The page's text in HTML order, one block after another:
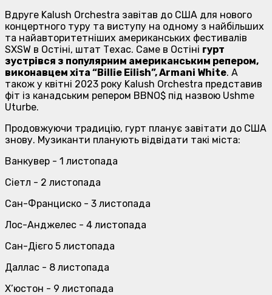
Вдруге Kalush Orchestra завітав до США для нового
концертного туру та виступу на одному з найбільших
та найавторитетніших американських фестивалів
SXSW в Остіні, штат Техас. Саме в Остіні гурт
зустрівся з популярним американським репером,
виконавцем хіта “Billie Eilish”, Armani White. А
також у квітні 2023 року Kalush Orchestra представив
фіт із канадським репером BBNO$ під назвою Ushme
Uturbe.
Продовжуючи традицію, гурт планує завітати до США
знову. Музиканти планують відвідати такі міста:
Ванкувер - 1 листопада
Сіетл - 2 листопада
Сан-Франциско - 3 листопада
Лос-Анджелес - 4 листопада
Сан-Дієго 5 листопада
Даллас - 8 листопада
Х’юстон - 9 листопада